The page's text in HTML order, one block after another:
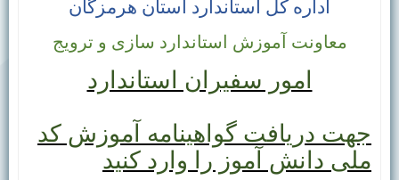
اداره کل استاندارد استان هرمزگان
معاونت آموزش استاندارد سازی و ترویج
امور سفیران استاندارد
جهت دریافت گواهینامه آموزش کد
ملی دانش آموز را وارد کنید